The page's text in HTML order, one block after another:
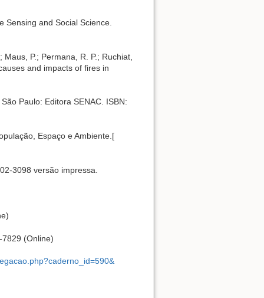
Sensing and Social Science.
P.; Permana, R. P.; Ruchiat,
and impacts of fires in
Paulo: Editora SENAC. ISBN:
Espaço e Ambiente.[
3098 versão impressa.
(Online)